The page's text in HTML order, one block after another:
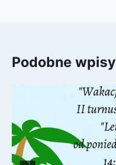
Podobne wpisy